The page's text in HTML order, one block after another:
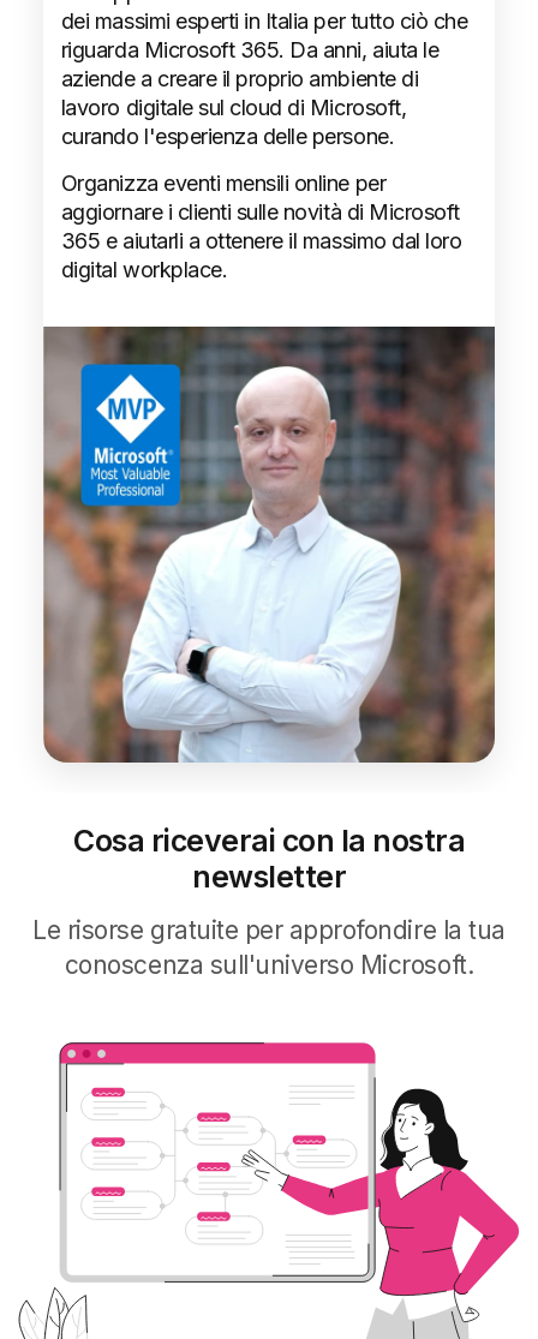
dei massimi esperti in Italia per tutto ciò che
riguarda Microsoft 365. Da anni, aiuta le
aziende a creare il proprio ambiente di
lavoro digitale sul cloud di Microsoft,
curando l'esperienza delle persone.
Organizza eventi mensili online per
aggiornare i clienti sulle novità di Microsoft
365 e aiutarli a ottenere il massimo dal loro
digital workplace.
Cosa riceverai con la nostra
newsletter
Le risorse gratuite per approfondire la tua
conoscenza sull'universo Microsoft.